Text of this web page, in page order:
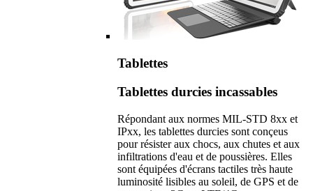
Tablettes
Tablettes durcies incassables
Répondant aux normes MIL-STD 8xx et
IPxx, les tablettes durcies sont conçeus
pour résister aux chocs, aux chutes et aux
infiltrations d'eau et de poussières. Elles
sont équipées d'écrans tactiles très haute
luminosité lisibles au soleil, de GPS et de